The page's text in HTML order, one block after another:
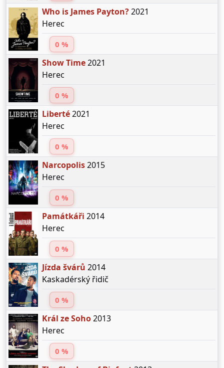
Who is James Payton?2021
Herec
0 %
Show Time2021
Herec
0 %
Liberté2021
Herec
0 %
Narcopolis2015
Herec
0 %
Památkáři 2014
Herec
0 %
Jízda švárů 2014
Kaskadérský řidič
0 %
Král ze Soho2013
Herec
0 %